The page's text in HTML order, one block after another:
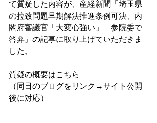
て質疑した内容が、産経新聞「埼玉県
の拉致問題早期解決推進条例可決、内
閣府審議官「大変心強い」　参院委で
答弁」の記事に取り上げていただきま
した。
質疑の概要はこちら
（同日のブログをリンク→サイト公開
後に対応）